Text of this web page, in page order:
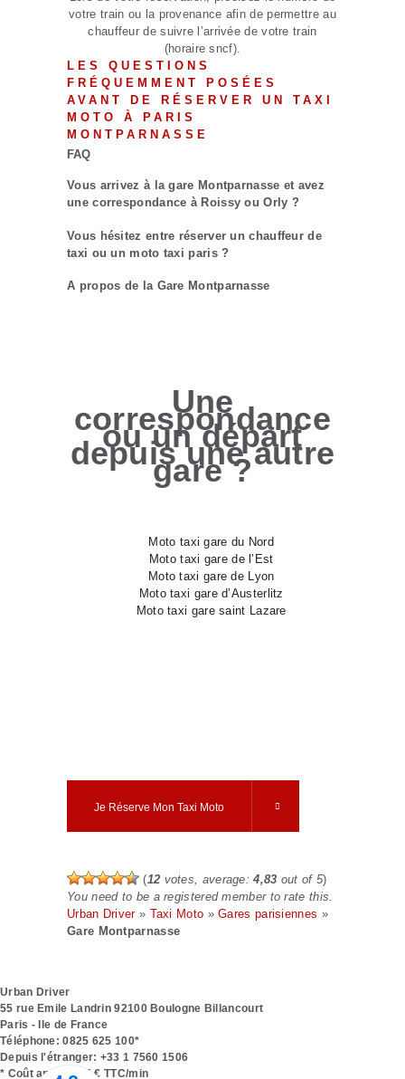
votre train ou la provenance afin de permettre au
chauffeur de suivre l’arrivée de votre train
(horaire sncf).
LES QUESTIONS
FRÉQUEMMENT POSÉES
AVANT DE RÉSERVER UN TAXI
MOTO À PARIS
MONTPARNASSE
FAQ
Vous arrivez à la gare Montparnasse et avez
une correspondance à Roissy ou Orly ?
Vous hésitez entre réserver un chauffeur de
taxi ou un moto taxi paris ?
A propos de la Gare Montparnasse
Une
correspondance
ou un départ
depuis une autre
gare ?
Moto taxi gare du Nord
Moto taxi gare de l’Est
Moto taxi gare de Lyon
Moto taxi gare d’Austerlitz
Moto taxi gare saint Lazare
Je Réserve Mon Taxi Moto
(12 votes, average:4,83 out of 5)
You need to be a registered member to rate this.
Urban Driver» Taxi Moto »Gares parisiennes »
Gare Montparnasse
Urban Driver
55 rue Emile Landrin 92100 Boulogne Billancourt
Paris - Ile de France
Téléphone:0825 625 100*
Depuis l'étranger: +33 1 7560 1506
* Coût appel 0,15 € TTC/min